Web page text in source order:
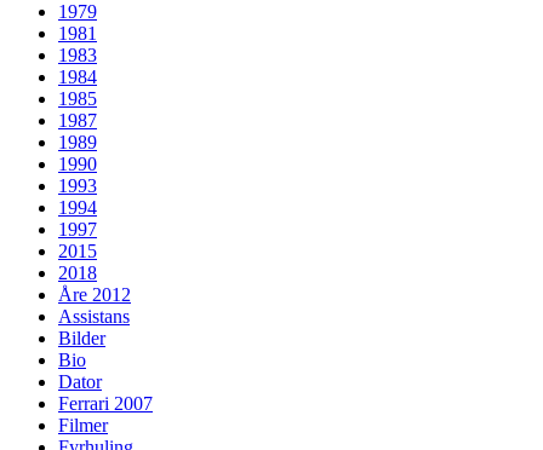
1979
1981
1983
1984
1985
1987
1989
1990
1993
1994
1997
2015
2018
Åre 2012
Assistans
Bilder
Bio
Dator
Ferrari 2007
Filmer